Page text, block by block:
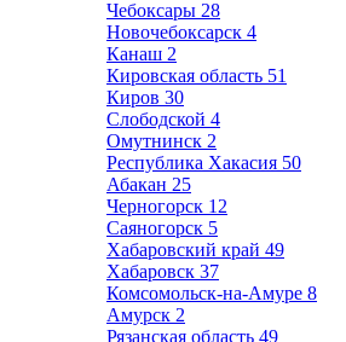
Чебоксары 28
Новочебоксарск 4
Канаш 2
Кировская область 51
Киров 30
Слободской 4
Омутнинск 2
Республика Хакасия 50
Абакан 25
Черногорск 12
Саяногорск 5
Хабаровский край 49
Хабаровск 37
Комсомольск-на-Амуре 8
Амурск 2
Рязанская область 49